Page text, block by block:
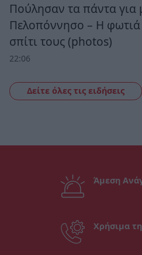
Πούλησαν τα πάντα για
Πελοπόννησο – Η φωτιά
σπίτι τους (photos)
22:06
Δείτε όλες τις ειδήσεις
Άμεση
Χρήσιμα